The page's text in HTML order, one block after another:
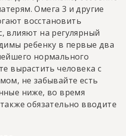
Омега 3 и другие
восстановить
влияют на регулярный
ребенку в первые два
нормального
вырастить человека с
не забывайте есть
ниже, во время
обязательно вводите